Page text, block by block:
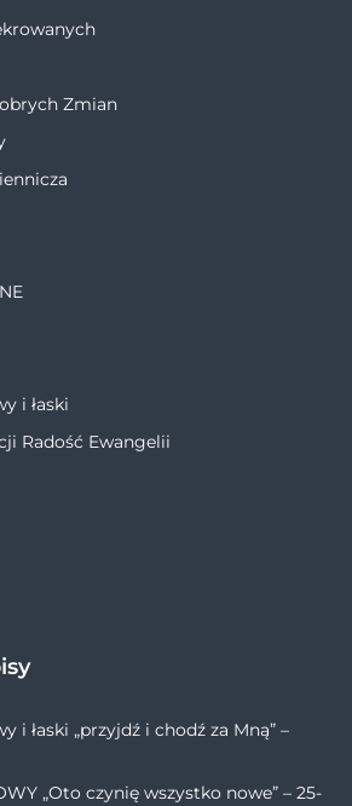
Zmian
i łaski
Radość Ewangelii
i łaski „przyjdź i chodź za Mną” –
„Oto czynię wszystko nowe” – 25-